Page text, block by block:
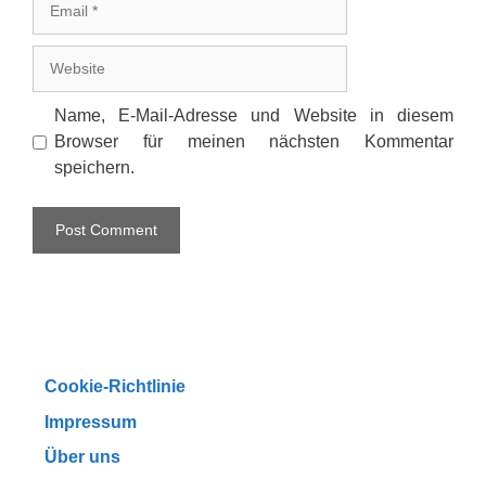
Name, E-Mail-Adresse und Website in diesem
Browser für meinen nächsten Kommentar
speichern.
Cookie-Richtlinie
Impressum
Über uns